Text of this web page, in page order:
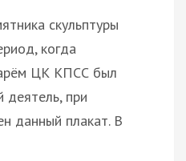
скульптуры
когда
ЦК КПСС был
деятель, при
данный плакат. В